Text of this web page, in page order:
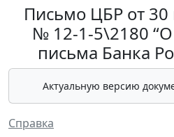
Письмо ЦБР от 30
№ 12-1-5\2180
письма Банка
Актуальную версию
Справка